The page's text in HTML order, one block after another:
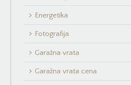
Energetika
Fotografija
Garažna vrata
Garažna vrata cena